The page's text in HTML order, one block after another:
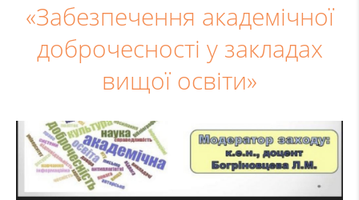
«Забезпечення академічної
доброчесності у закладах
вищої освіти»